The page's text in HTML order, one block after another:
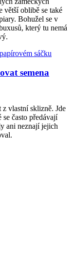
větší oblibě se také
Bohužel se v
který tu nemá
semena
z vlastní sklizně. Jde
často předávají
ani neznají jejich